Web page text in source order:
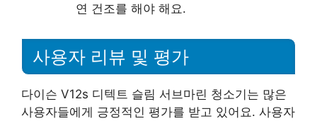
연 건조를 해야 해요.
사용자 리뷰 및 평가
다이슨 V12s 디텍트 슬림 서브마린 청소기는 많은
사용자들에게 긍정적인 평가를 받고 있어요. 사용자